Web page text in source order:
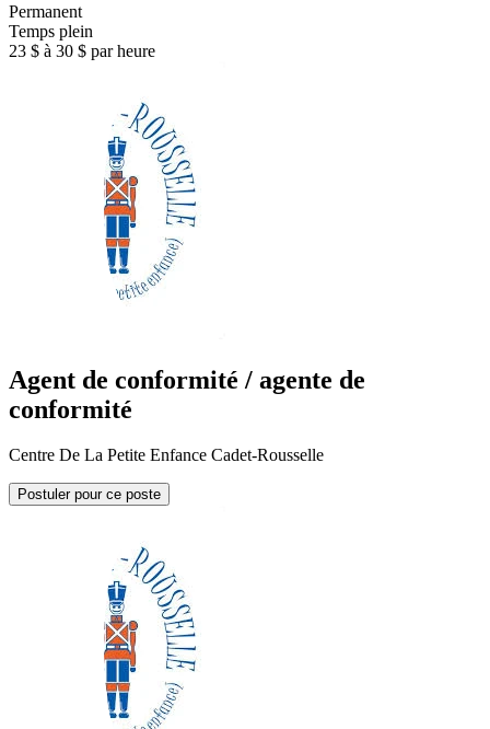
Permanent
Temps plein
23 $ à 30 $ par heure
Agent de conformité / agente de
conformité
Centre De La Petite Enfance Cadet-Rousselle
Postuler pour ce poste